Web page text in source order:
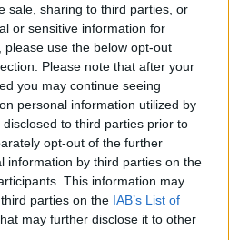
sale, sharing to third parties, or
or sensitive information for
use the below opt-out
Please note that after your
you may continue seeing
personal information utilized by
to third parties prior to
opt-out of the further
information by third parties on the
This information may
parties on the IAB’s List of
may further disclose it to other
#stroke#rákbetegség
#herpesz